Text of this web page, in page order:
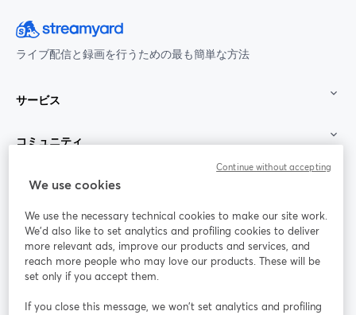
ライブ配信と録画を行うための最も簡単な方法
サービス
コミュニティ
StreamYard：
参加する
ライ
ンセ
ミナ
Facebook
新しいタブで開く(Twitter)
YouTube
We use cookies
We use the necessary technical cookies to make our site work.
We'd also like to set analytics and profiling cookies to deliver
more relevant ads, improve our products and services, and
reach more people who may love our products. These will be
set only if you accept them.
If you close this message, we won’t set analytics and profiling
Continue without accepting